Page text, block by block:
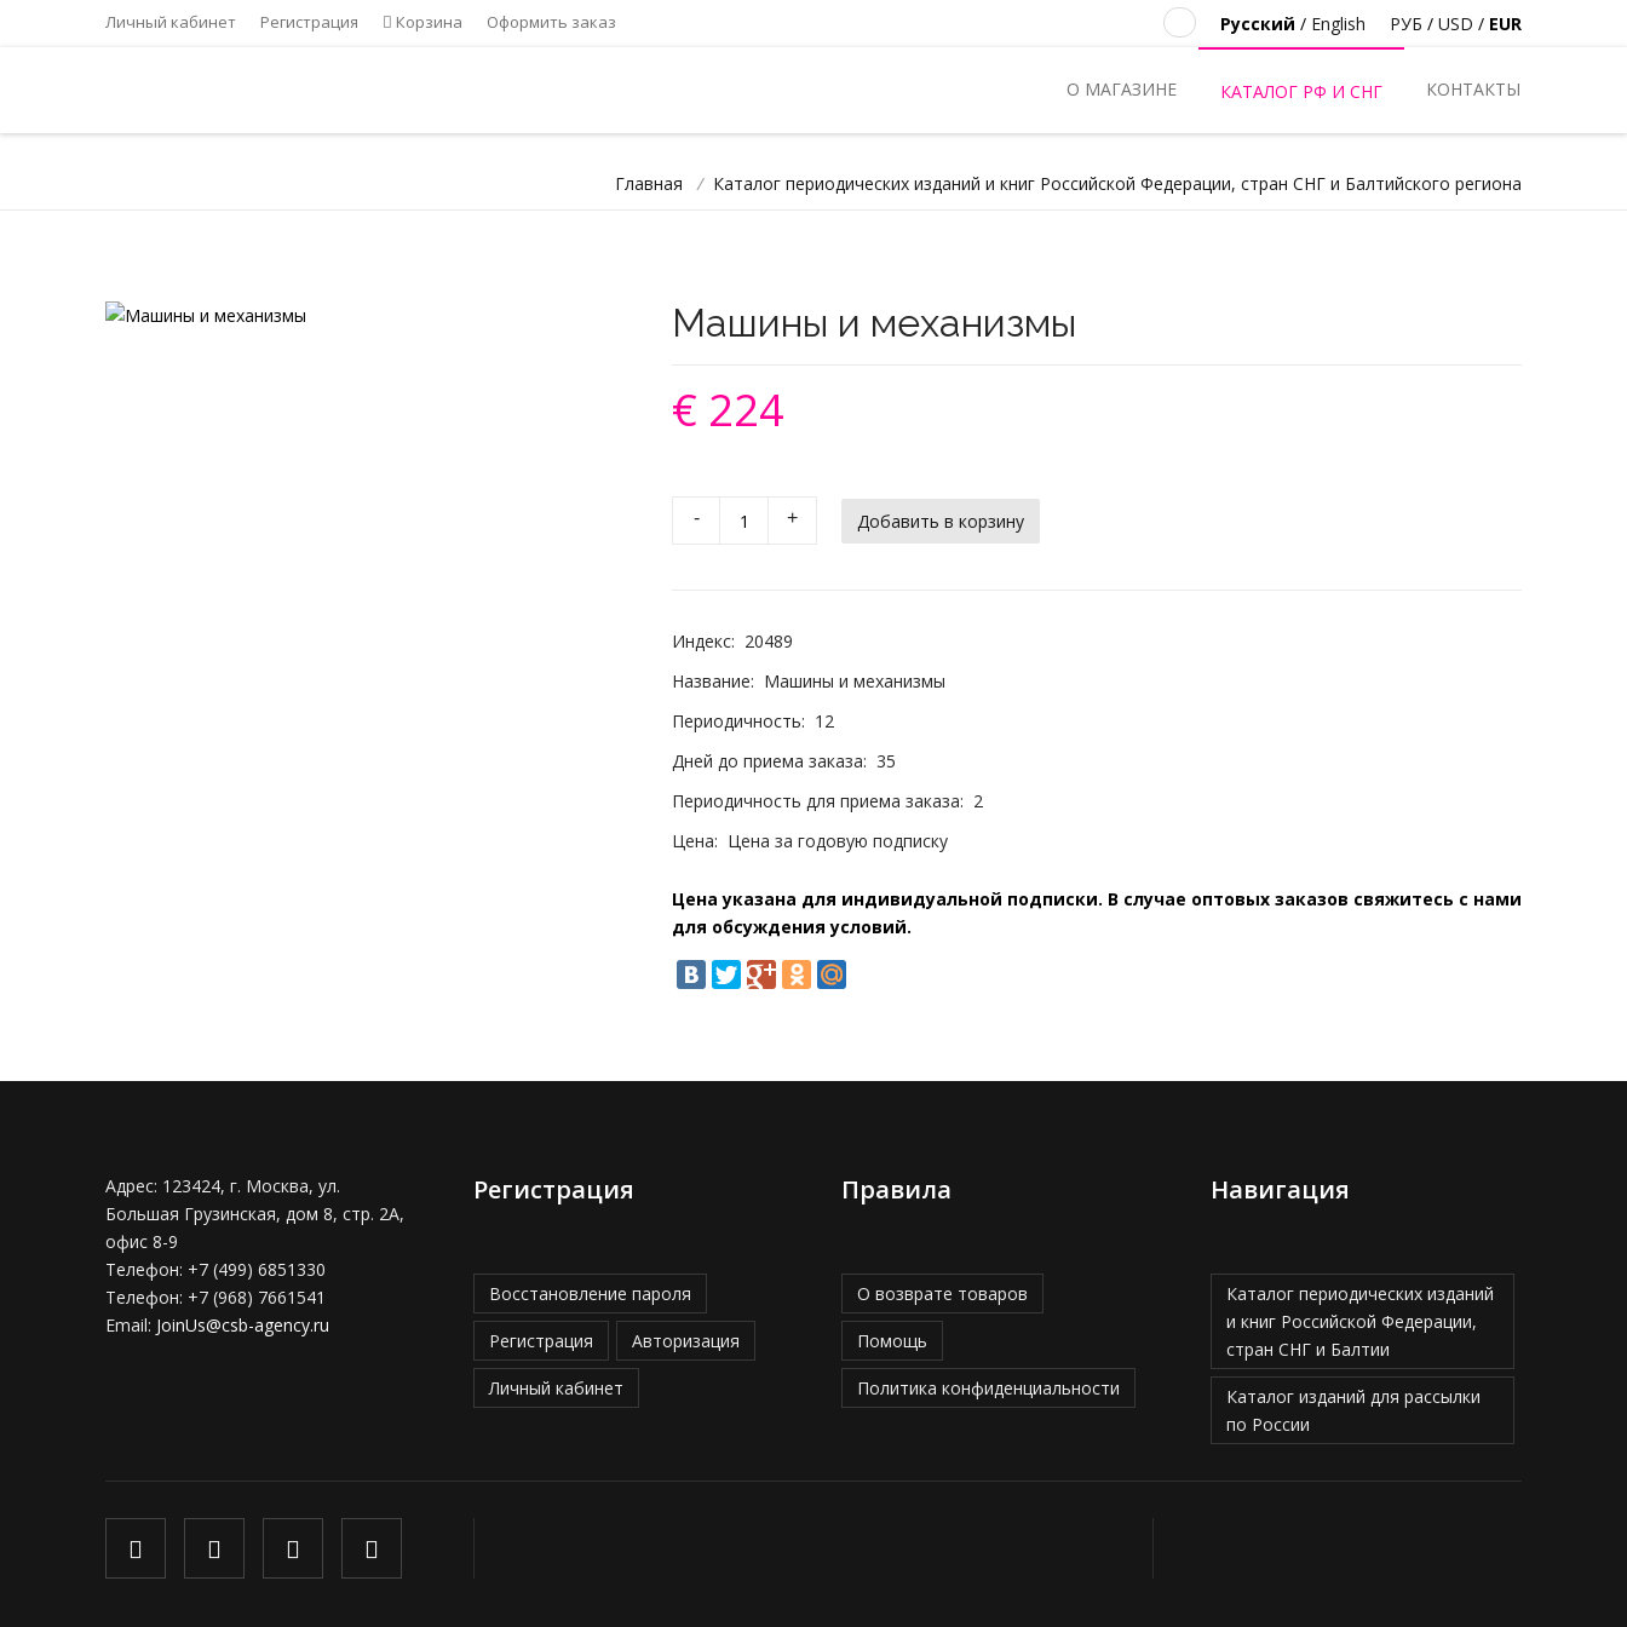
Личный кабинет Регистрация Корзина Оформить заказ РУБ / USD / EUR
Русский / English
О МАГАЗИНЕ КАТАЛОГ РФ И СНГ КОНТАКТЫ
Главная / Каталог периодических изданий и книг Российской Федерации, стран СНГ и Балтийского региона
Машины и механизмы
€ 224
- +
Индекс: 20489
Название: Машины и механизмы
Периодичность: 12
Дней до приема заказа: 35
Периодичность для приема заказа: 2
Цена: Цена за годовую подписку
Цена указана для индивидуальной подписки. В случае оптовых заказов свяжитесь с нами
для обсуждения условий.
Адрес: 123424, г. Москва, ул.
Большая Грузинская, дом 8, стр. 2А,
офис 8-9
Телефон: +7 (499) 6851330
Телефон: +7 (968) 7661541
Email: JoinUs@csb-agency.ru
Регистрация
Восстановление пароля
Регистрация Авторизация
Личный кабинет
Правила
О возврате товаров
Помощь
Политика конфиденциальности
Навигация
Каталог периодических изданий
и книг Российской Федерации,
стран СНГ и Балтии
Каталог изданий для рассылки
по России